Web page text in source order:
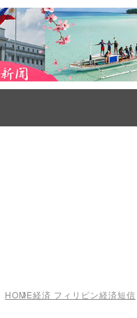
HOME経済 フィリピン経済短信